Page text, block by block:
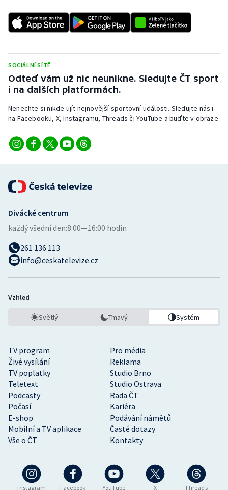
Sportovní střelba
Triatlon
Veslování
Vodní slalom
Volejbal
Ostatní
SOCIÁLNÍ SÍTĚ
Odteď vám už nic neunikne. Sledujte ČT sport
i na dalších platformách.
Nenechte si nikde ujít nejnovější sportovní události. Sledujte nás i
na Facebooku, X, Instagramu, Threads či YouTube a buďte v obraze.
Instagram Facebook YouTube X Threads
TV program
Pro média
Živé vysílání
Reklama
TV poplatky
Studio Brno
Teletext
Studio Ostrava
Podcasty
Rada ČT
Počasí
Kariéra
E-shop
Podávání námětů
Mobilní a TV aplikace
Časté dotazy
Vše o ČT
Kontakty
Divácké centrum
každý všední den:8:00—16:00 hodin
261 136 113
info@ceskatelevize.cz
Vzhled
Světlý Tmavý Systém